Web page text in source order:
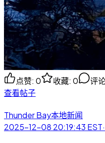
点赞: 0 收藏: 0 评
查看帖子
Thunder Bay本地新闻
2025-12-08 20:19:43 EST·